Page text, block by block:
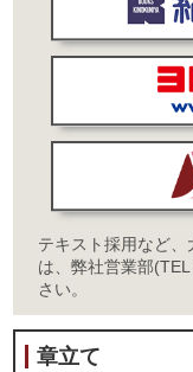
テキスト採用など
は、弊社営業部
さい。
章立て